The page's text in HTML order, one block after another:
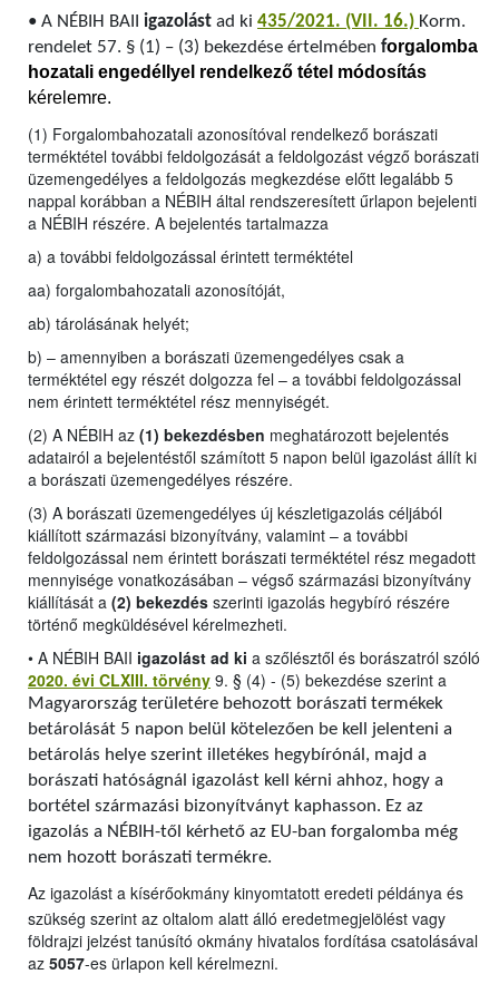
• A NÉBIH BAII igazolást ad ki 435/2021. (VII. 16.) Korm.
rendelet 57. § (1) – (3) bekezdése értelmében forgalomba
hozatali engedéllyel rendelkező tétel módosítás
kérelemre.
(1) Forgalombahozatali azonosítóval rendelkező borászati
terméktétel további feldolgozását a feldolgozást végző borászati
üzemengedélyes a feldolgozás megkezdése előtt legalább 5
nappal korábban a NÉBIH által rendszeresített űrlapon bejelenti
a NÉBIH részére. A bejelentés tartalmazza
a) a további feldolgozással érintett terméktétel
aa) forgalombahozatali azonosítóját,
ab) tárolásának helyét;
b) – amennyiben a borászati üzemengedélyes csak a
terméktétel egy részét dolgozza fel – a további feldolgozással
nem érintett terméktétel rész mennyiségét.
(2) A NÉBIH az (1) bekezdésben meghatározott bejelentés
adatairól a bejelentéstől számított 5 napon belül igazolást állít ki
a borászati üzemengedélyes részére.
(3) A borászati üzemengedélyes új készletigazolás céljából
kiállított származási bizonyítvány, valamint – a további
feldolgozással nem érintett borászati terméktétel rész megadott
mennyisége vonatkozásában – végső származási bizonyítvány
kiállítását a (2) bekezdés szerinti igazolás hegybíró részére
történő megküldésével kérelmezheti.
• A NÉBIH BAII igazolást ad ki a szőlésztől és borászatról szóló
2020. évi CLXIII. törvény 9. § (4) - (5) bekezdése szerint a
Magyarország területére behozott borászati termékek
betárolását 5 napon belül kötelezően be kell jelenteni a
betárolás helye szerint illetékes hegybírónál, majd a
borászati hatóságnál igazolást kell kérni ahhoz, hogy a
bortétel származási bizonyítványt kaphasson. Ez az
igazolás a NÉBIH-től kérhető az EU-ban forgalomba még
nem hozott borászati termékre.
Az igazolást a kísérőokmány kinyomtatott eredeti példánya és
szükség szerint az oltalom alatt álló eredetmegjelölést vagy
földrajzi jelzést tanúsító okmány hivatalos fordítása csatolásával
az 5057-es ürlapon kell kérelmezni.